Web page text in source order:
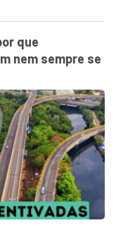
que
nem sempre se